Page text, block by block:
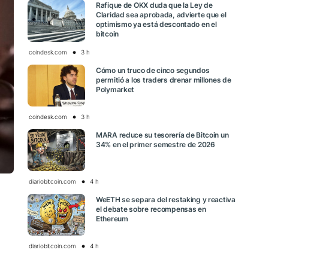
Rafique de OKX duda que la Ley de
Claridad sea aprobada, advierte que el
optimismo ya está descontado en el
bitcoin
coindesk.com 3 h
Cómo un truco de cinco segundos
permitió a los traders drenar millones de
Polymarket
coindesk.com 3 h
MARA reduce su tesorería de Bitcoin un
34% en el primer semestre de 2026
diariobitcoin.com 4 h
WeETH se separa del restaking y reactiva
el debate sobre recompensas en
Ethereum
diariobitcoin.com 4 h